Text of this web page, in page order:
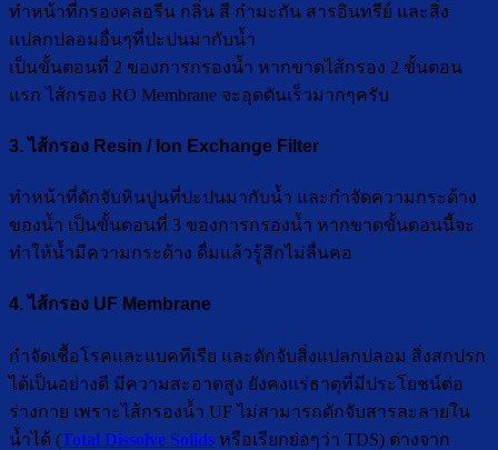
ทำหน้าที่กรองคลอรีน กลิ่น สี กำมะถัน สารอินทรีย์ และสิ่ง
แปลกปลอมอื่นๆที่ปะปนมากับน้ำ
เป็นขั้นตอนที่ 2 ของการกรองน้ำ หากขาดไส้กรอง 2 ขั้นตอน
แรก ไส้กรอง RO Membrane จะอุดตันเร็วมากๆครับ
3. ไส้กรอง Resin / Ion Exchange Filter
ทำหน้าที่ดักจับหินปูนที่ปะปนมากับน้ำ และกำจัดความกระด้าง
ของน้ำ เป็นขั้นตอนที่ 3 ของการกรองน้ำ หากขาดขั้นตอนนี้จะ
ทำให้น้ำมีความกระด้าง ดื่มแล้วรู้สึกไม่ลื่นคอ
4. ไส้กรอง UF Membrane
กำจัดเชื้อโรคและแบคทีเรีย และดักจับสิ่งแปลกปลอม สิ่งสกปรก
ได้เป็นอย่างดี มีความสะอาดสูง ยังคงแร่ธาตุที่มีประโยชน์ต่อ
ร่างกาย เพราะไส้กรองน้ำ UF ไม่สามารถดักจับสารละลายใน
น้ำได้ (Total Dissolve Solids หรือเรียกย่อๆว่า TDS) ต่างจาก